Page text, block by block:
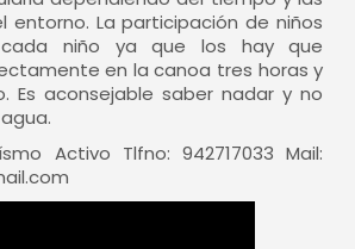
entorno. La participación de niños
niño ya que los hay que
en la canoa tres horas y
Es aconsejable saber nadar y no
Activo Tlfno: 942717033 Mail: